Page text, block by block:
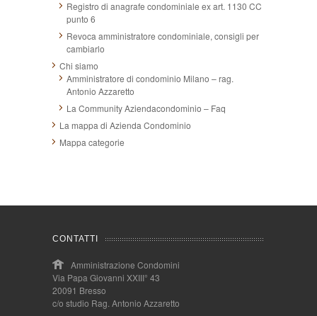
Registro di anagrafe condominiale ex art. 1130 CC
punto 6
Revoca amministratore condominiale, consigli per
cambiarlo
Chi siamo
Amministratore di condominio Milano – rag.
Antonio Azzaretto
La Community Aziendacondominio – Faq
La mappa di Azienda Condominio
Mappa categorie
CONTATTI
Amministrazione Condomini
Via Papa Giovanni XXIII° 43
20091 Bresso
c/o studio Rag. Antonio Azzaretto